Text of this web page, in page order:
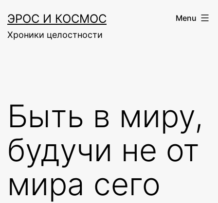
to
content
ЭРОС И КОСМОС
Хроники целостности
Menu
Быть в миру,
будучи не от
мира сего